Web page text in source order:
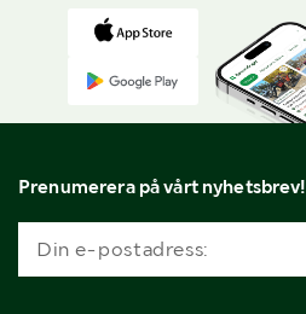
Prenumerera på vårt nyhetsbrev!